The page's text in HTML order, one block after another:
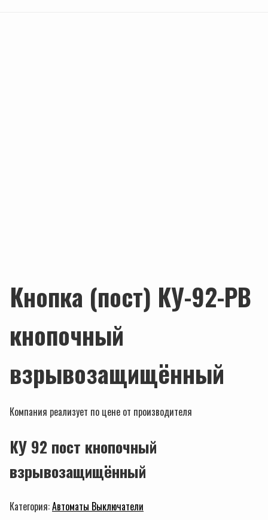
Кнопка (пост) КУ-92-РВ
кнопочный
взрывозащищённый
Компания реализует по цене от производителя
КУ 92 пост кнопочный
взрывозащищённый
Категория:Автоматы Выключатели